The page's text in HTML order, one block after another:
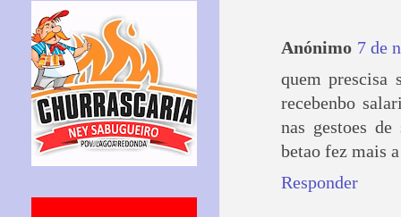
Anónimo 7 de
quem prescisa
recebenbo
nas gestoes
betao fez mais
Responder